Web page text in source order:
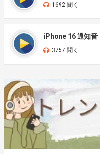
1692 聞く
iPhone 16 通知音
3757 聞く